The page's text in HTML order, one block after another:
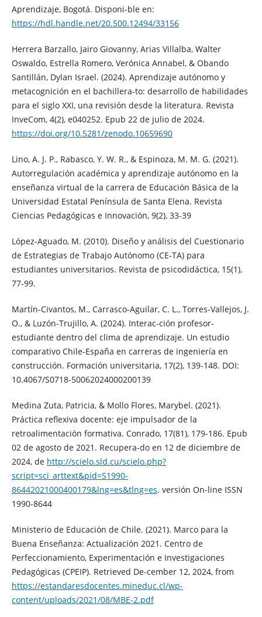
Aprendizaje, Bogotá. Disponi-ble en:
https://hdl.handle.net/20.500.12494/33156
Herrera Barzallo, Jairo Giovanny, Arias Villalba, Walter
Oswaldo, Estrella Romero, Verónica Annabel, & Obando
Santillán, Dylan Israel. (2024). Aprendizaje autónomo y
metacognición en el bachillera-to: desarrollo de habilidades
para el siglo XXI, una revisión desde la literatura. Revista
InveCom, 4(2), e040252. Epub 22 de julio de 2024.
https://doi.org/10.5281/zenodo.10659690
Lino, A. J. P., Rabasco, Y. W. R., & Espinoza, M. M. G. (2021).
Autorregulación académica y aprendizaje autónomo en la
enseñanza virtual de la carrera de Educación Básica de la
Universidad Estatal Península de Santa Elena. Revista
Ciencias Pedagógicas e Innovación, 9(2), 33-39
López-Aguado, M. (2010). Diseño y análisis del Cuestionario
de Estrategias de Trabajo Autónomo (CE-TA) para
estudiantes universitarios. Revista de psicodidáctica, 15(1),
77-99.
Martín-Civantos, M., Carrasco-Aguilar, C. L., Torres-Vallejos, J.
O., & Luzón-Trujillo, A. (2024). Interac-ción profesor-
estudiante dentro del clima de aprendizaje. Un estudio
comparativo Chile-España en carreras de ingeniería en
construcción. Formación universitaria, 17(2), 139-148. DOI:
10.4067/S0718-50062024000200139
Medina Zuta, Patricia, & Mollo Flores, Marybel. (2021).
Práctica reflexiva docente: eje impulsador de la
retroalimentación formativa. Conrado, 17(81), 179-186. Epub
02 de agosto de 2021. Recupera-do en 12 de diciembre de
2024, de http://scielo.sld.cu/scielo.php?
script=sci_arttext&pid=S1990-
86442021000400179&lng=es&tlng=es. versión On-line ISSN
1990-8644
Ministerio de Educación de Chile. (2021). Marco para la
Buena Enseñanza: Actualización 2021. Centro de
Perfeccionamiento, Experimentación e Investigaciones
Pedagógicas (CPEIP). Retrieved De-cember 12, 2024, from
https://estandaresdocentes.mineduc.cl/wp-
content/uploads/2021/08/MBE-2.pdf